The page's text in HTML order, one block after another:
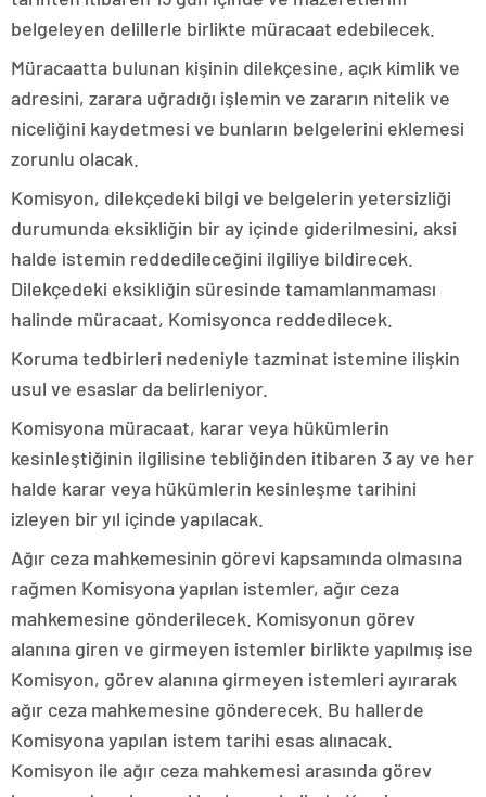
belgeleyen delillerle birlikte müracaat edebilecek.
Müracaatta bulunan kişinin dilekçesine, açık kimlik ve
adresini, zarara uğradığı işlemin ve zararın nitelik ve
niceliğini kaydetmesi ve bunların belgelerini eklemesi
zorunlu olacak.
Komisyon, dilekçedeki bilgi ve belgelerin yetersizliği
durumunda eksikliğin bir ay içinde giderilmesini, aksi
halde istemin reddedileceğini ilgiliye bildirecek.
Dilekçedeki eksikliğin süresinde tamamlanmaması
halinde müracaat, Komisyonca reddedilecek.
Koruma tedbirleri nedeniyle tazminat istemine ilişkin
usul ve esaslar da belirleniyor.
Komisyona müracaat, karar veya hükümlerin
kesinleştiğinin ilgilisine tebliğinden itibaren 3 ay ve her
halde karar veya hükümlerin kesinleşme tarihini
izleyen bir yıl içinde yapılacak.
Ağır ceza mahkemesinin görevi kapsamında olmasına
rağmen Komisyona yapılan istemler, ağır ceza
mahkemesine gönderilecek. Komisyonun görev
alanına giren ve girmeyen istemler birlikte yapılmış ise
Komisyon, görev alanına girmeyen istemleri ayırarak
ağır ceza mahkemesine gönderecek. Bu hallerde
Komisyona yapılan istem tarihi esas alınacak.
Komisyon ile ağır ceza mahkemesi arasında görev